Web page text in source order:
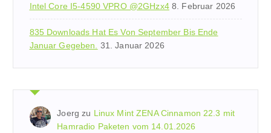
Intel Core I5-4590 VPRO @2GHzx4 8. Februar 2026
835 Downloads Hat Es Von September Bis Ende
Januar Gegeben.
31. Januar 2026
Joerg zu Linux Mint ZENA Cinnamon 22.3 mit
Hamradio Paketen vom 14.01.2026